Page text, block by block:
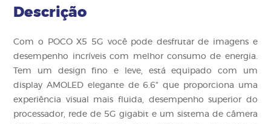
Descrição
Com o POCO X5 5G você pode desfrutar de imagens e
desempenho incríveis com melhor consumo de energia.
Tem um design fino e leve, está equipado com um
display AMOLED elegante de 6.6" que proporciona uma
experiência visual mais fluida, desempenho superior do
processador, rede de 5G gigabit e um sistema de câmera